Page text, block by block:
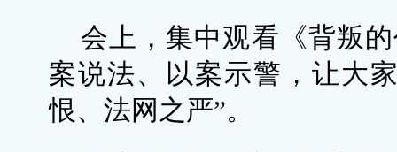
会上，集中观看《背叛
案说法、以案示警，让大
恨、法网之严”。